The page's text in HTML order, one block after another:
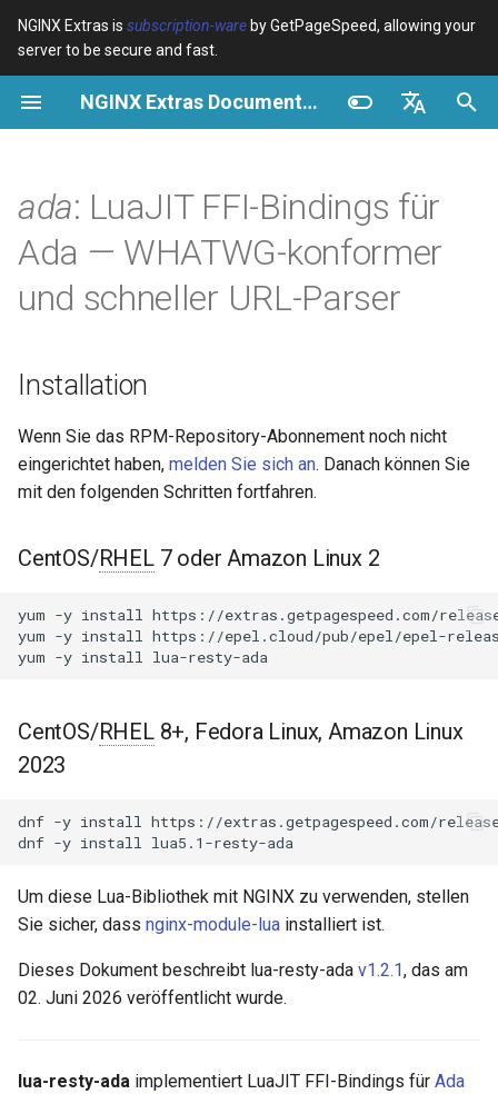
NGINX Extras is subscription-ware by GetPageSpeed, allowing your
server to be secure and fast.
NGINX Extras Documentation
Español
Português (Brasil)
Français
S
u
i
d
i
n
t
a
s
e
t
device-type Variables
Examples
Troubleshooting
geoip2
Directives
Examples
Troubleshooting
pagespeed
abuse-guard
access-control
array-var
auth-pam
auth-radius
auth-totp
bot-verifier
CentOS/RHEL 7 oder
CentOS/RHEL 8+, Fedora
Linux, Amazon Linux 2023
GitHub
VPS/Dedicated - FastCGI
Cache
cPanel EA4 - Proxy Cache
Leistung
Sicherheit
RHEL/CentOS wählen
NGINX-MOD - Verbesserte
NGINX mit HTTP/3, HPACK &
Gesundheitsprüfungen für
Tengine Webserver -
& Rocky Linux
NGINX-Module für das Plesk-
Verwandle ea-nginx in eine
Leistungs- und
Sicherheitsmacht
Unterstützung - RPM-Pakete
für RHEL & CentOS
Angie Web Server -
Installation auf RHEL, CentOS,
ada: LuaJIT FFI-Bindings für
Ada — WHATWG-konformer
und schneller URL-Parser
Installation
Wenn Sie das RPM-Repository-Abonnement noch nicht
eingerichtet haben, melden Sie sich an. Danach können Sie
mit den folgenden Schritten fortfahren.
CentOS/RHEL7 oder Amazon Linux 2
yum -y install
https://extras.getpagespeed.com/
yum -y install
https://epel.cloud/pub/epel/epel-
yum -y install
CentOS/RHEL8+, Fedora Linux, Amazon Linux
2023
dnf -y install
https://extras.getpagespeed.com/
dnf -y install
Um diese Lua-Bibliothek mit NGINX zu verwenden, stellen
Sie sicher, dass nginx-module-lua installiert ist.
Dieses Dokument beschreibt lua-resty-ada v1.2.1, das am
02. Juni 2026 veröffentlicht wurde.
lua-resty-ada implementiert LuaJIT FFI-Bindings für Ada